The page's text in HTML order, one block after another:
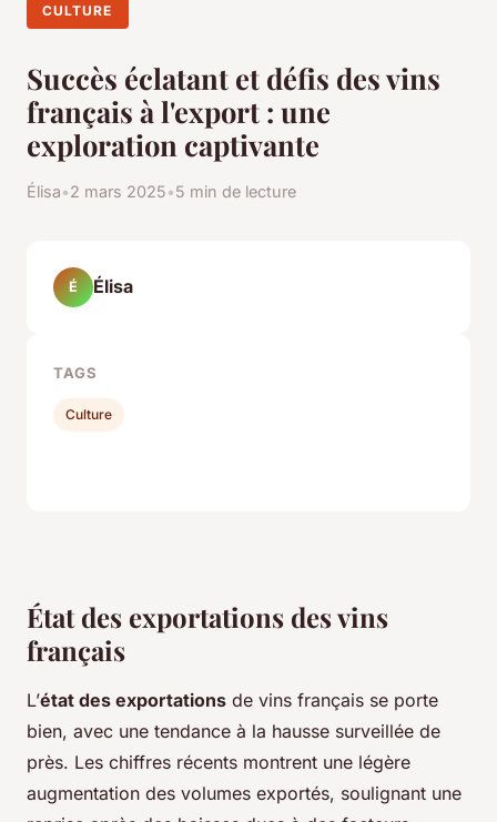
CULTURE
Succès éclatant et défis des vins
français à l'export : une
exploration captivante
Élisa•2 mars 2025•5 min de lecture
État des exportations des vins
français
L’état des exportations de vins français se porte
bien, avec une tendance à la hausse surveillée de
près. Les chiffres récents montrent une légère
augmentation des volumes exportés, soulignant une
É Élisa
TAGS
Culture